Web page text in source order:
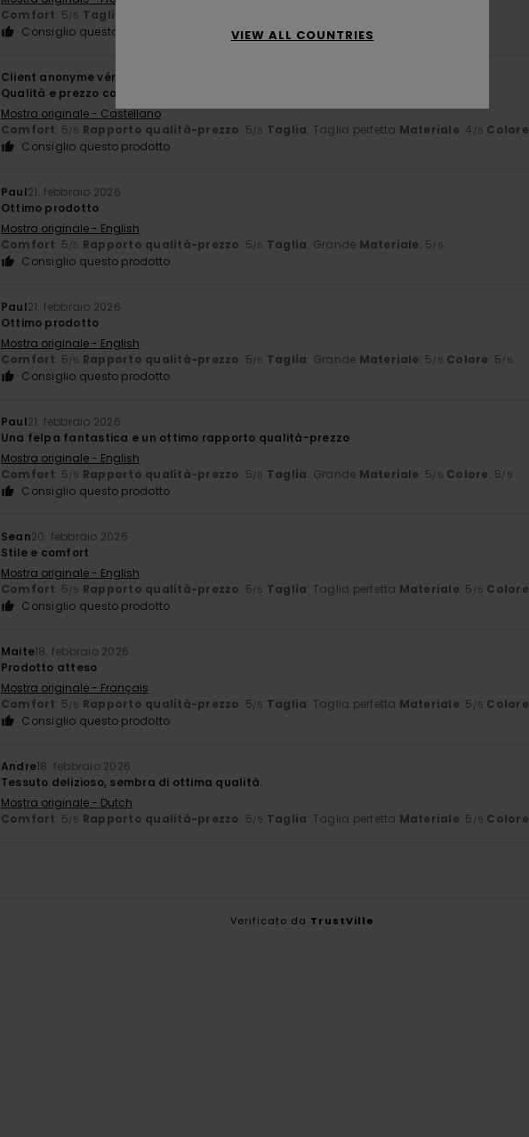
Comfort: 5/5 Taglia
Consiglio questo prodotto
Client anonyme vérifié
Qualità e prezzo conveniente
Mostra originale - Castellano
Comfort: 5/5 Rapporto qualità-prezzo: 5/5 Taglia: Taglia perfetta Materiale: 4 /5 Colore
Consiglio questo prodotto
Paul21. febbraio 2026
Ottimo prodotto
Mostra originale - English
Comfort: 5/5 Rapporto qualità-prezzo: 5/5 Taglia: Grande Materiale: 5/5
Consiglio questo prodotto
Paul21. febbraio 2026
Ottimo prodotto
Mostra originale - English
Comfort: 5/5 Rapporto qualità-prezzo: 5/5 Taglia: Grande Materiale: 5/5 Colore: 5/5
Consiglio questo prodotto
Paul21. febbraio 2026
Una felpa fantastica e un ottimo rapporto qualità-prezzo
Mostra originale - English
Comfort: 5/5 Rapporto qualità-prezzo: 5/5 Taglia: Grande Materiale: 5/5 Colore: 5/5
Consiglio questo prodotto
Sean20. febbraio 2026
Stile e comfort
Mostra originale - English
Comfort: 5/5 Rapporto qualità-prezzo: 5/5 Taglia: Taglia perfetta Materiale: 5 /5 Colore
Consiglio questo prodotto
Maite18. febbraio 2026
Prodotto atteso
Mostra originale - Français
Comfort: 5/5 Rapporto qualità-prezzo: 5/5 Taglia: Taglia perfetta Materiale: 5 /5 Colore
Consiglio questo prodotto
Andre18. febbraio 2026
Tessuto delizioso, sembra di ottima qualità.
Mostra originale - Dutch
Comfort: 5/5 Rapporto qualità-prezzo: 5/5 Taglia: Taglia perfetta Materiale: 5 /5 Colore
Verificato da TrustVille
VIEW ALL COUNTRIES